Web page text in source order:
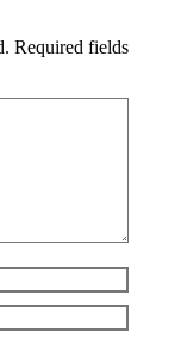
Required fields